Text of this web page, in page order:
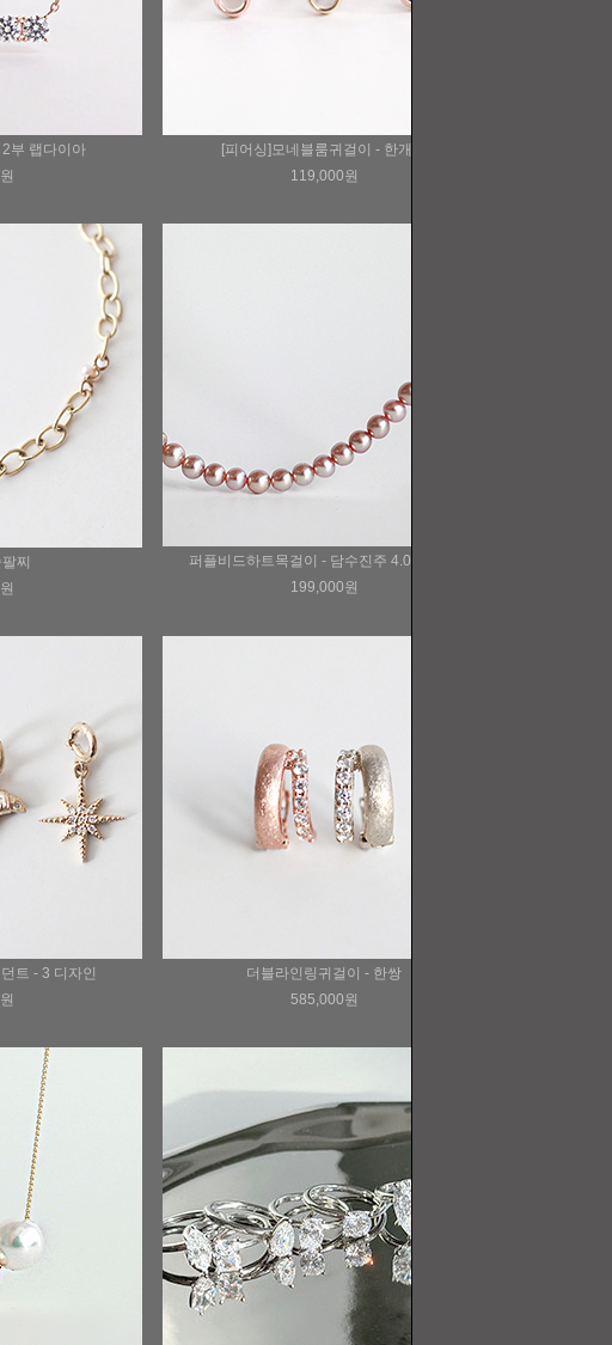
부 랩다이아
[피어싱]모네블룸귀걸이 - 한개씩
119,000원
찌
퍼플비드하트목걸이 - 담수진주 4.0-4.5mm
199,000원
트 - 3 디자인
더블라인링귀걸이 - 한쌍
585,000원